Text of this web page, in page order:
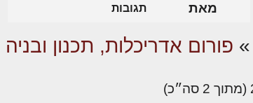
מאת תגובות
» פורום אדריכלות, תכנון ובניה